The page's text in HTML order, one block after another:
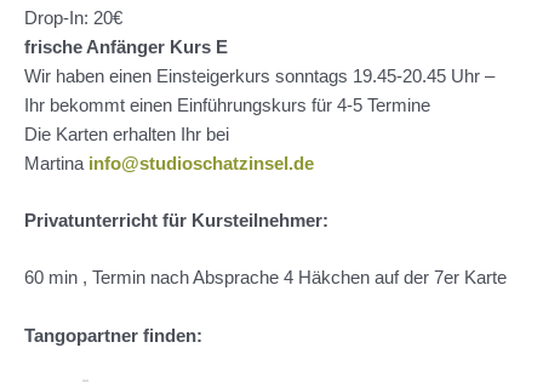
Drop-In: 20€
frische Anfänger Kurs E
Wir haben einen Einsteigerkurs sonntags 19.45-20.45 Uhr –
Ihr bekommt einen Einführungskurs für 4-5 Termine
Die Karten erhalten Ihr bei
Martina info@studioschatzinsel.de
Privatunterricht für Kursteilnehmer:
60 min , Termin nach Absprache 4 Häkchen auf der 7er Karte
Tangopartner finden: